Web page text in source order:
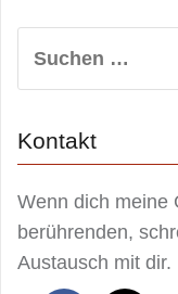
nach:
Kontakt
Wenn dich meine
berührenden,
Austausch mit dir.